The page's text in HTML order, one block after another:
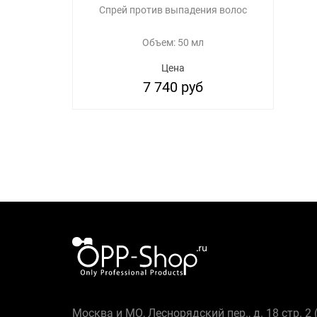
Спрей против выпадения волос
Объем: 50 мл
Цена
7 740 руб
Москва и МО, Леснорядский пер., д. 18 стр. 2